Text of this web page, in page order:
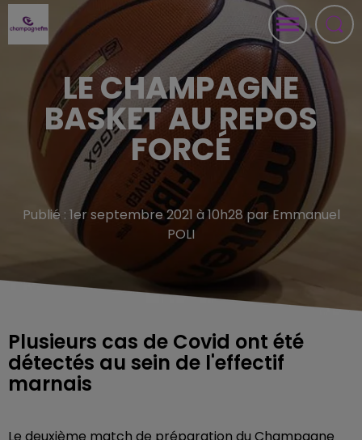
LE CHAMPAGNE
BASKET AU REPOS
FORCÉ
Publié : 1er septembre 2021 à 10h28 par Emmanuel
POLI
Plusieurs cas de Covid ont été
détectés au sein de l'effectif
marnais